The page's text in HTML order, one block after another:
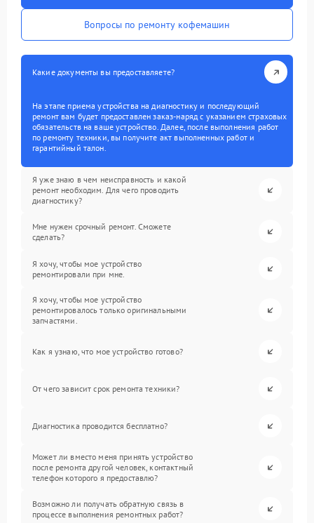
Вопросы по ремонту кофемашин
Какие документы вы предоставляете?
На этапе приема устройства на диагностику и последующий
ремонт вам будет предоставлен заказ-наряд с указанием страховых
обязательств на ваше устройство. Далее, после выполнения работ
по ремонту техники, вы получите акт выполненных работ и
гарантийный талон.
Я уже знаю в чем неисправность и какой
ремонт необходим. Для чего проводить
диагностику?
Мне нужен срочный ремонт. Сможете
сделать?
Я хочу, чтобы мое устройство
ремонтировали при мне.
Я хочу, чтобы мое устройство
ремонтировалось только оригинальными
запчастями.
Как я узнаю, что мое устройство готово?
От чего зависит срок ремонта техники?
Диагностика проводится бесплатно?
Может ли вместо меня принять устройство
после ремонта другой человек, контактный
телефон которого я предоставлю?
Возможно ли получать обратную связь в
процессе выполнения ремонтных работ?